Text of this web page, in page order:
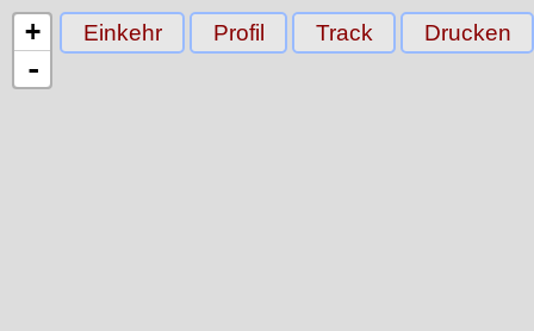
+
-
Einkehr Profil Track Drucken